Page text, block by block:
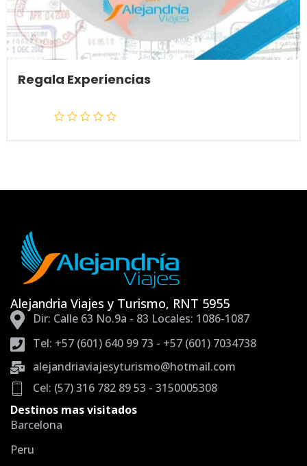
Regala Experiencias
Alejandria Viajes y Turismo, RNT 5955
Dir: Calle 63 No.9a - 83 Locales: 1086-1087
Tel: +57 (601) 640 99 73 - +57 (601) 7034738
alejandriaviajesyturismo@hotmail.com
Cel: (57) 316 782 89 53 - 3150005308
Destinos mas visitados
Barcelona
Peru